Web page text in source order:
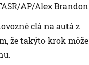
AP/Alex Brandon
clá na autá z
že takýto krok môže